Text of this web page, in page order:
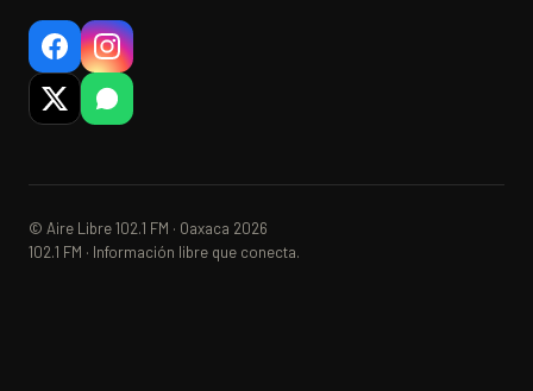
© Aire Libre 102.1 FM · Oaxaca 2026
102.1 FM · Información libre que conecta.